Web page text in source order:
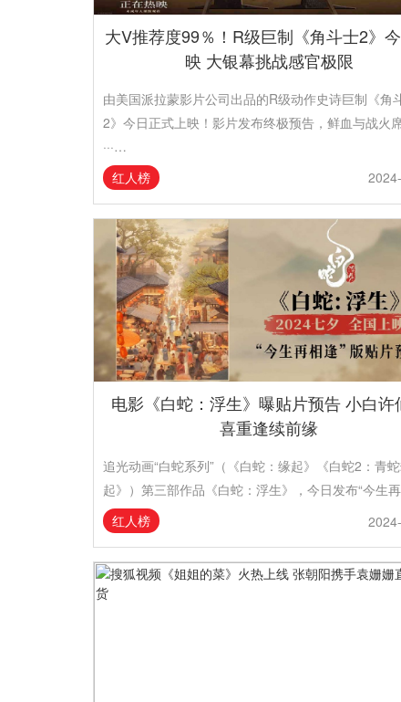
大V推荐度99％！R级巨制《角斗士2》
映 大银幕挑战感官极限
由美国派拉蒙影片公司出品的R级动作史诗巨制《角
2》今日正式上映！影片发布终极预告，鲜血与战火
···…
红人榜
电影《白蛇：浮生》曝贴片预告 小白许
喜重逢续前缘
追光动画“白蛇系列”（《白蛇：缘起》《白蛇2：青
起》）第三部作品《白蛇：浮生》，今日发布“今生再
红人榜